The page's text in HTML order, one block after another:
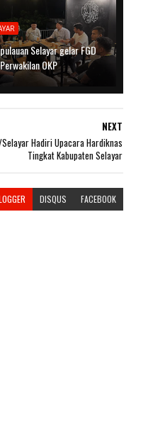
Selayar gelar FGD
OKP
NEXT
Hadiri Upacara Hardiknas
Tingkat Kabupaten Selayar
DISQUS FACEBOOK